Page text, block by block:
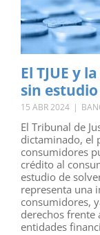
El TJUE y
sin
15 ABR 2024 |
El Tribunal de
dictaminado, el
consumidores
crédito al
estudio de
representa una
consumidores,
derechos frente
entidades